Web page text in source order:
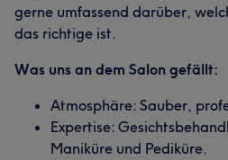
gerne umfassend darüber,
das richtige ist.
Was uns an dem Salon gefällt:
Atmosphäre: Sauber,
Expertise:
Maniküre und Pediküre.